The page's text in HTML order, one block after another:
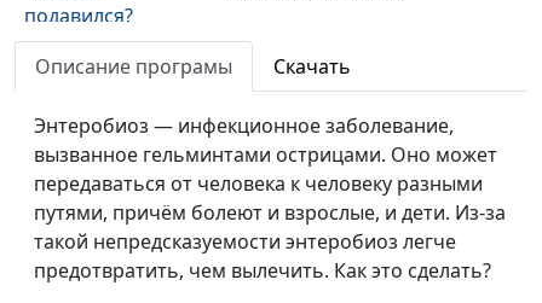
подавился?
Носовое
помочь
Юлианна Забелина, врач-
педиатр, нутрициолог
Как не стареть
Мария Бородеева,
модификации образа
Описание програмы Скачать
Энтеробиоз — инфекционное заболевание,
вызванное гельминтами острицами. Оно может
передаваться от человека к человеку разными
путями, причём болеют и взрослые, и дети. Из-за
такой непредсказуемости энтеробиоз легче
предотвратить, чем вылечить. Как это сделать?